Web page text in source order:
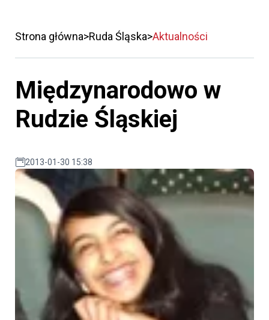
Strona główna Ruda Śląska Aktualności
Międzynarodowo w
Rudzie Śląskiej
2013-01-30 15:38